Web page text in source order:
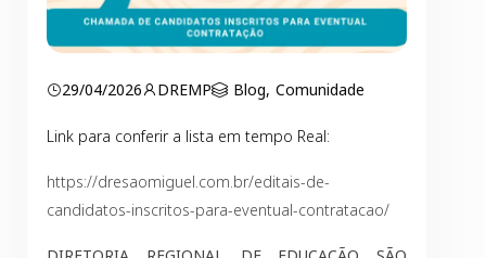
29/04/2026 DREMP Blog, Comunidade
Link para conferir a lista em tempo Real:
https://dresaomiguel.com.br/editais-de-
candidatos-inscritos-para-eventual-contratacao/